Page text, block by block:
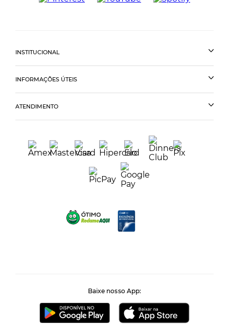
INSTITUCIONAL
INFORMAÇÕES ÚTEIS
ATENDIMENTO
Baixe nosso App: